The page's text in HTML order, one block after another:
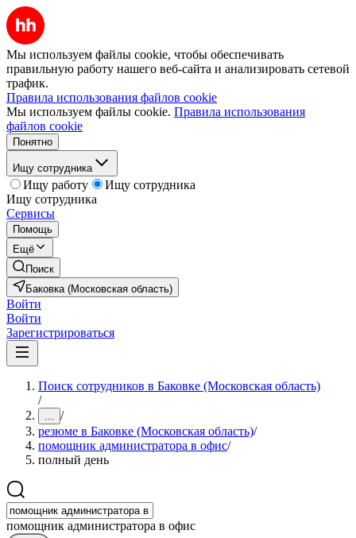
Мы используем файлы cookie, чтобы обеспечивать
правильную работу нашего веб-сайта и анализировать сетевой
трафик.
Правила использования файлов cookie
Мы используем файлы cookie. Правила использования
файлов cookie
Понятно
Ищу сотрудника
Ищу работу
Ищу сотрудника
Ищу сотрудника
Сервисы
Помощь
Ещё
Поиск
Баковка (Московская область)
Войти
Войти
Зарегистрироваться
Поиск сотрудников в Баковке (Московская область)
/
... /
резюме в Баковке (Московская область)/
помощник администратора в офис/
полный день
помощник администратора в офис